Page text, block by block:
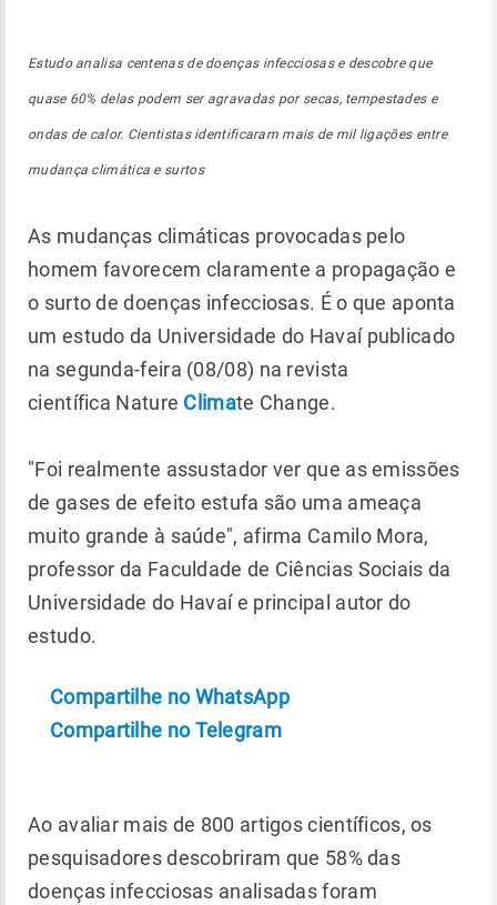
Estudo analisa centenas de doenças infecciosas e descobre que
quase 60% delas podem ser agravadas por secas, tempestades e
ondas de calor. Cientistas identificaram mais de mil ligações entre
mudança climática e surtos
As mudanças climáticas provocadas pelo
homem favorecem claramente a propagação e
o surto de doenças infecciosas. É o que aponta
um estudo da Universidade do Havaí publicado
na segunda-feira (08/08) na revista
científica Nature Climate Change.
"Foi realmente assustador ver que as emissões
de gases de efeito estufa são uma ameaça
muito grande à saúde", afirma Camilo Mora,
professor da Faculdade de Ciências Sociais da
Universidade do Havaí e principal autor do
estudo.
Compartilhe no WhatsApp
Compartilhe no Telegram
Ao avaliar mais de 800 artigos científicos, os
pesquisadores descobriram que 58% das
doenças infecciosas analisadas foram